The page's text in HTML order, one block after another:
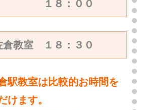
教室　１８：３０
駅教室は比較的お時間を
けます。